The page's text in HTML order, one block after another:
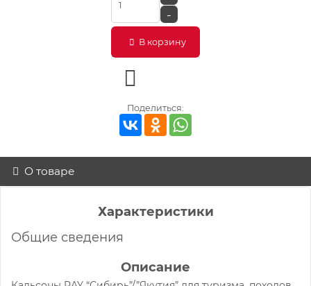
-
В корзину
Поделиться:
О товаре
Характеристики
Общие сведения
Описание